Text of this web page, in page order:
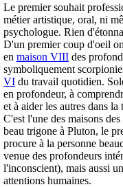
Le premier souhait
métier artistique, oral, ni
psychologue. Rien
D'un premier coup d'oeil
en maison VIII des
symboliquement
VI du travail quotidien.
en profondeur, à
et à aider les autres dans
C'est l'une des maisons
beau trigone à Pluton, le
procure à la personne
venue des profondeurs
l'inconscient), mais aussi
attentions humaines.